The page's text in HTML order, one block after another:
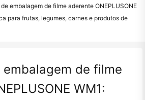
embalagem de filme aderente ONEPLUSONE
para frutas, legumes, carnes e produtos de
embalagem de filme
WM1: